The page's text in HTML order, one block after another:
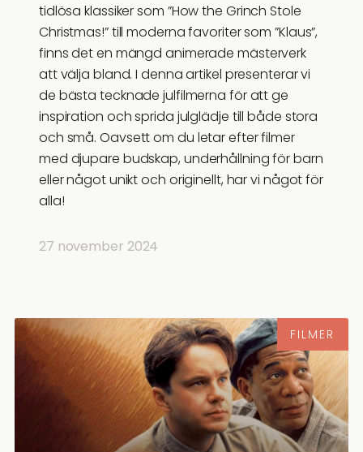
tidlösa klassiker som ”How the Grinch Stole
Christmas!” till moderna favoriter som ”Klaus”,
finns det en mängd animerade mästerverk
att välja bland. I denna artikel presenterar vi
de bästa tecknade julfilmerna för att ge
inspiration och sprida julglädje till både stora
och små. Oavsett om du letar efter filmer
med djupare budskap, underhållning för barn
eller något unikt och originellt, har vi något för
alla!
27 november 2024
FILMER